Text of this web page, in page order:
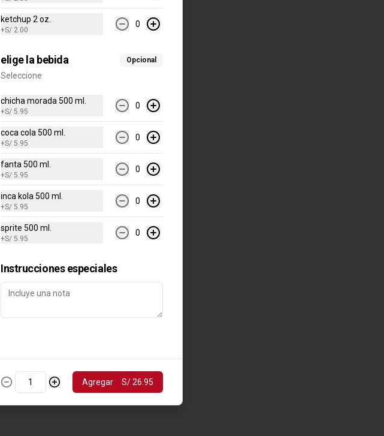
- 50%
-50%
ketchup 2 oz.
+S/ 2.00
0
elige la bebida Opcional
Seleccione
chicha morada 500 ml.
+S/ 5.95
0
coca cola 500 ml.
+S/ 5.95
0
fanta 500 ml.
+S/ 5.95
0
inca kola 500 ml.
+S/ 5.95
0
sprite 500 ml.
+S/ 5.95
0
Instrucciones especiales
Agregar S/ 26.95